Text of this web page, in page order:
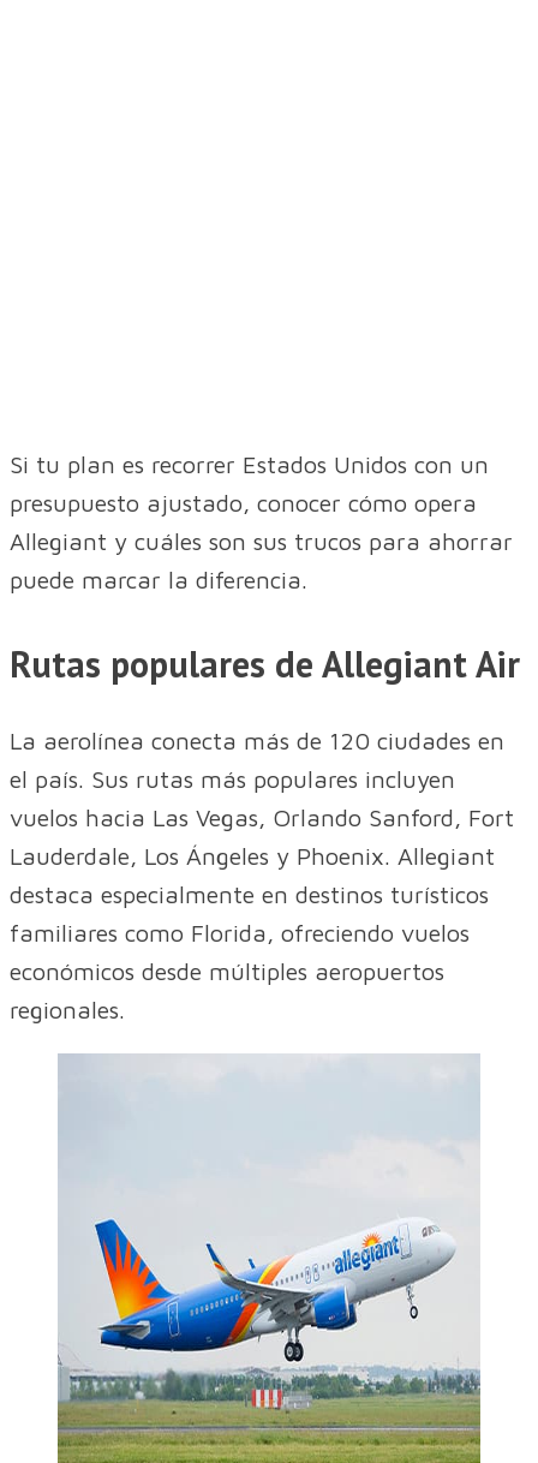
Si tu plan es recorrer Estados Unidos con un
presupuesto ajustado, conocer cómo opera
Allegiant y cuáles son sus trucos para ahorrar
puede marcar la diferencia.
Rutas populares de Allegiant Air
La aerolínea conecta más de 120 ciudades en
el país. Sus rutas más populares incluyen
vuelos hacia Las Vegas, Orlando Sanford, Fort
Lauderdale, Los Ángeles y Phoenix. Allegiant
destaca especialmente en destinos turísticos
familiares como Florida, ofreciendo vuelos
económicos desde múltiples aeropuertos
regionales.